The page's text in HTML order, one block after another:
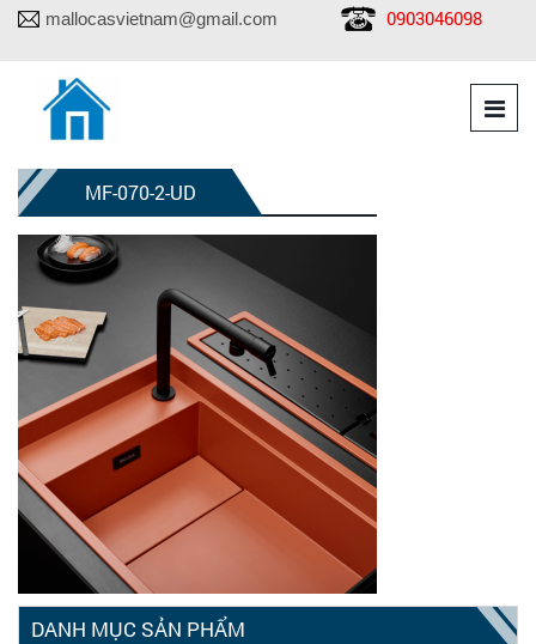
mallocasvietnam@gmail.com 0903046098
MF-070-2-UD
DANH MỤC SẢN PHẨM